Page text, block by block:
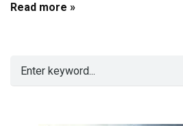
Read more »